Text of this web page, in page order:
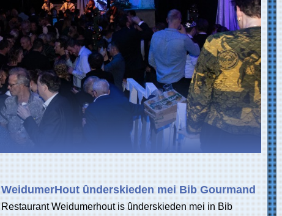
WeidumerHout ûnderskieden mei Bib Gourmand
Restaurant Weidumerhout is ûnderskieden mei in Bib